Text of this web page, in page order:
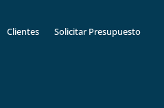
Clientes Solicitar Presupuesto